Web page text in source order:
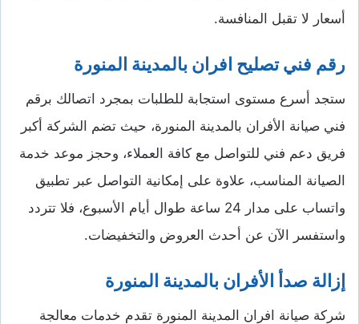
أسعار لا تقبل المنافسة.
رقم فني تصليح افران بالمدينة المنورة
ستجد أسرع مستوى استجابة للطلبات بمجرد اتصالك برقم
فني صيانة الأفران بالمدينة المنورة، حيث تضم الشركة أكبر
فريق دعم فني للتواصل مع كافة العملاء، وحجز موعد خدمة
الصيانة المناسب، علاوة على إمكانية التواصل عبر تطبيق
واتساب على مدار 24 ساعة طوال أيام الأسبوع، فلا تتردد
واستفسر الآن عن أحدث العروض والتخفيضات.
إزالة صدأ الأفران بالمدينة المنورة
شركة صيانة افران المدينة المنورة تقدم خدمات معالجة